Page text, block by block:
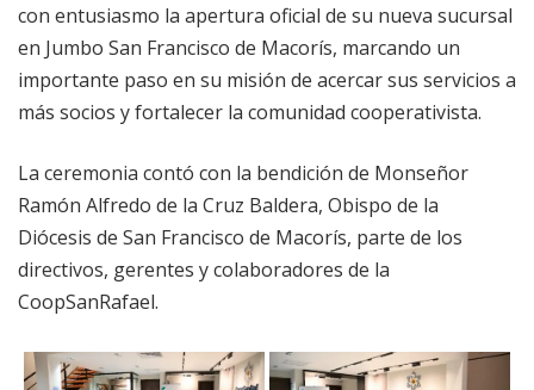
con entusiasmo la apertura oficial de su nueva sucursal
en Jumbo San Francisco de Macorís, marcando un
importante paso en su misión de acercar sus servicios a
más socios y fortalecer la comunidad cooperativista.
La ceremonia contó con la bendición de Monseñor
Ramón Alfredo de la Cruz Baldera, Obispo de la
Diócesis de San Francisco de Macorís, parte de los
directivos, gerentes y colaboradores de la
CoopSanRafael.